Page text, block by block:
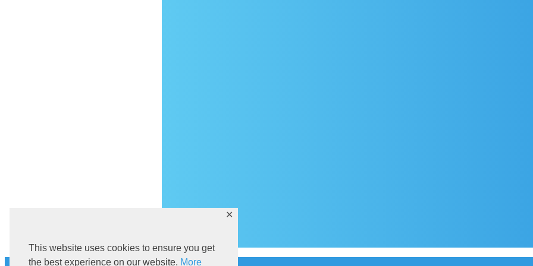
This website uses cookies to ensure you get
the best experience on our website. More
✕